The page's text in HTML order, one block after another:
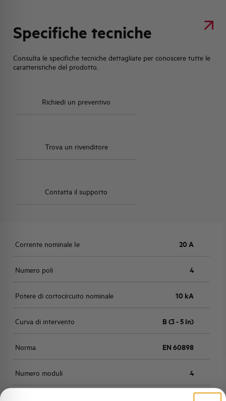
Specifiche tecniche
Consulta le specifiche tecniche dettagliate per conoscere tutte le
caratteristiche del prodotto.
Richiedi un preventivo
Trova un rivenditore
Contatta il supporto
Corrente nominale Ie 20 A
Numero poli 4
Potere di cortocircuito nominale 10 kA
Curva di intervento B (3 - 5 In)
Norma EN 60898
Numero moduli 4